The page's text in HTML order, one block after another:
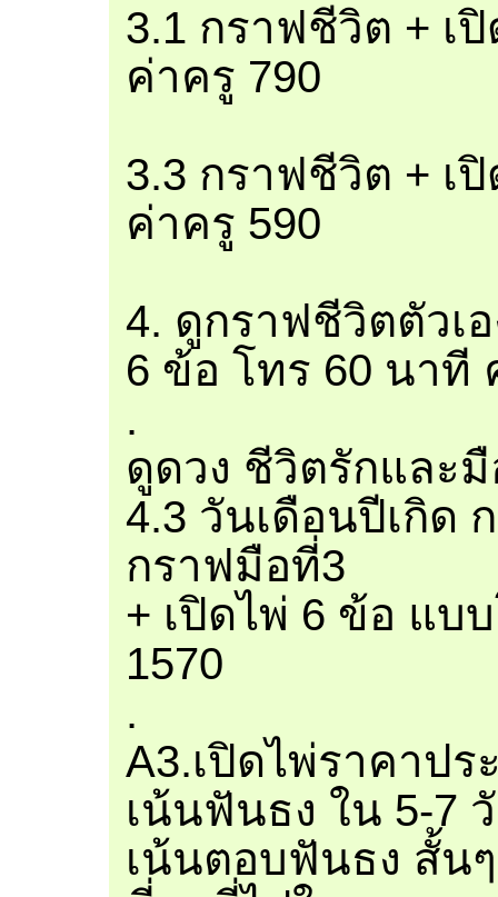
3.1 กราฟชีวิต + เ
ค่าครู 790
3.3 กราฟชีวิต + เ
ค่าครู 590
4. ดูกราฟชีวิตตัวเ
6 ข้อ โทร 60 นาที
.
ดูดวง ชีวิตรักและ
4.3 วันเดือนปีเกิด
กราฟมือที่3
+ เปิดไพ่ 6 ข้อ แบ
1570
.
A3.เปิดไพ่ราคาป
เน้นฟันธง ใน 5-7
เน้นตอบฟันธง สั้น